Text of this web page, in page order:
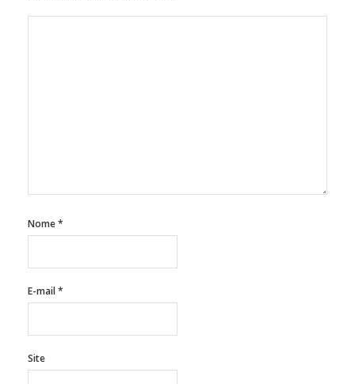
Nome*
E-mail*
Site